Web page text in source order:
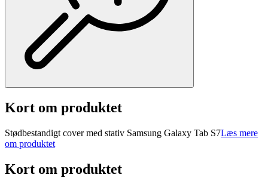
Kort om produktet
Stødbestandigt cover med stativ Samsung Galaxy Tab S7Læs mere
om produktet
Kort om produktet